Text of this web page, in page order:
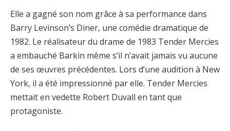
Elle a gagné son nom grâce à sa performance dans
Barry Levinson’s Diner, une comédie dramatique de
1982. Le réalisateur du drame de 1983 Tender Mercies
a embauché Barkin même s’il n’avait jamais vu aucune
de ses œuvres précédentes. Lors d’une audition à New
York, il a été impressionné par elle. Tender Mercies
mettait en vedette Robert Duvall en tant que
protagoniste.